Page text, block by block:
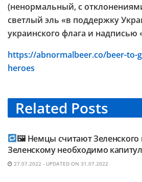
(ненормальный, с
светлый эль «в поддержку
украинского флага и надписью
https://abnormalbeer.co/beer-to-
heroes
Related Posts
TELEGRAM KANAL
🖼 Немцы считают
Зеленскому необходимо
27.07.2022 - UPDATED ON 31.07.2022